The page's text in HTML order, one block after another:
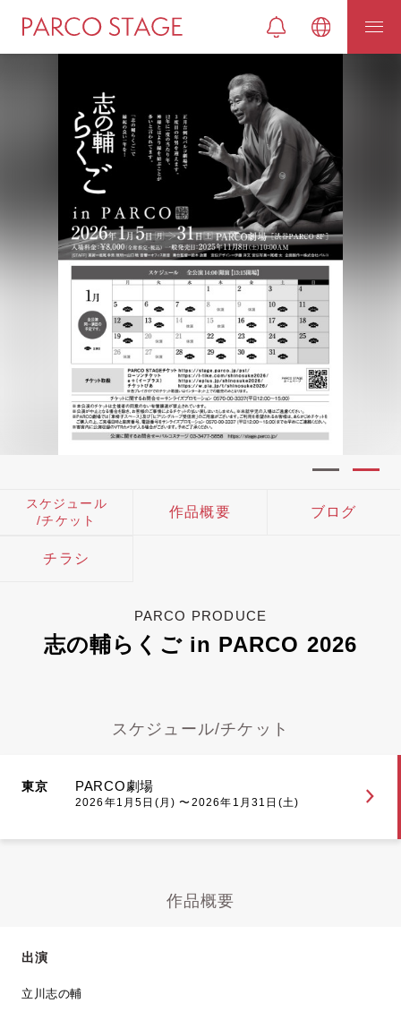
スケジュール
/チケット
作品概要 ブログ
チラシ
PARCO PRODUCE
志の輔らくご in PARCO 2026
スケジュール/チケット
東京 PARCO劇場
2026年1月5日(月) 〜2026年1月31日(土)
作品概要
出演
立川志の輔